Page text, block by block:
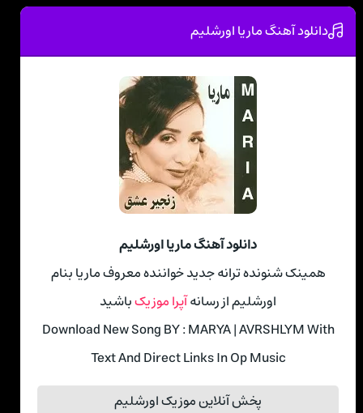
دانلود آهنگ ماریا اورشلیم
دانلود آهنگ ماریا اورشلیم
همینک شنونده ترانه جدید خواننده معروف ماریا بنام
اورشلیم از رسانهآپرا موزیکباشید
Download New Song BY : MARYA | AVRSHLYM With
Text And Direct Links In Op Music
پخش آنلاین موزیک اورشلیم